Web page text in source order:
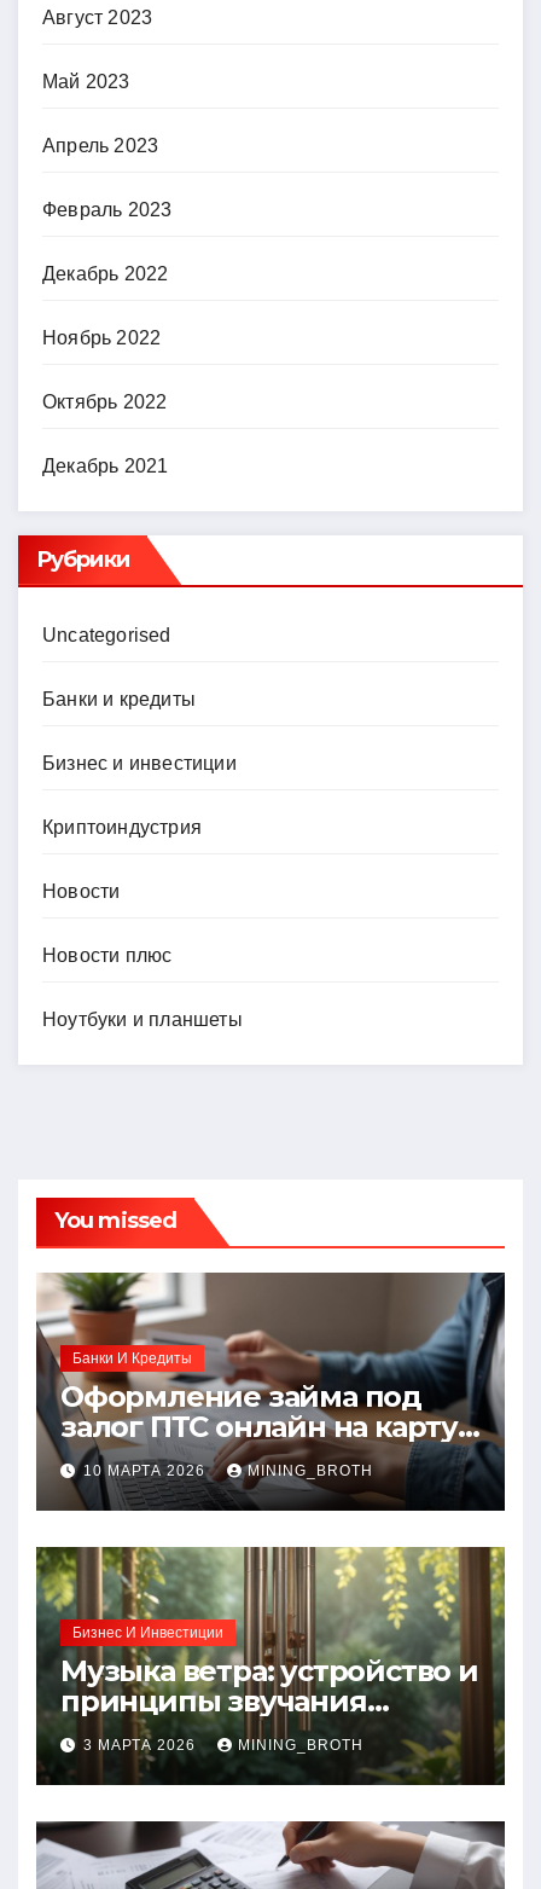
Август 2023
Май 2023
Апрель 2023
Февраль 2023
Декабрь 2022
Ноябрь 2022
Октябрь 2022
Декабрь 2021
Рубрики
Uncategorised
Банки и кредиты
Бизнес и инвестиции
Криптоиндустрия
Новости
Новости плюс
Ноутбуки и планшеты
You missed
Банки И Кредиты
Оформление займа под
залог ПТС онлайн на карту
без визита в офис: порядок,
требования и документы
10 МАРТА 2026 MINING_BROTH
Бизнес И Инвестиции
Музыка ветра: устройство и
принципы звучания
колокольчиков
3 МАРТА 2026 MINING_BROTH